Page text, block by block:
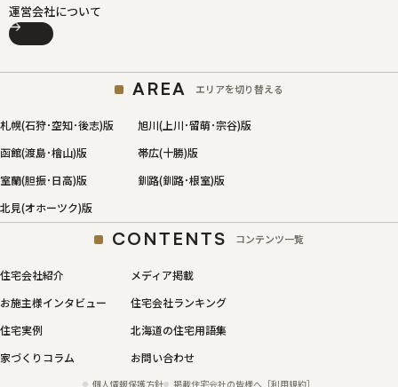
運営会社について
AREA エリアを切り替える
札幌(石狩･空知･後志)版
旭川(上川･留萌･宗谷)版
函館(渡島･檜山)版
帯広(十勝)版
室蘭(胆振･日高)版
釧路(釧路･根室)版
北見(オホーツク)版
CONTENTS コンテンツ一覧
住宅会社紹介
メディア掲載
お施主様インタビュー
住宅会社ランキング
住宅実例
北海道の住宅用語集
家づくりコラム
お問い合わせ
個人情報保護方針 掲載住宅会社の皆様へ［利用規約］